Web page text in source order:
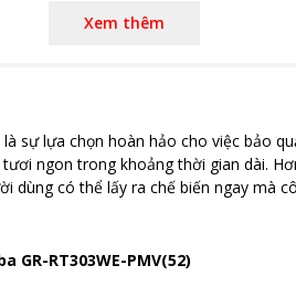
Hệ thống khử mùi diệt khuẩn
Xem thêm
là sự lựa chọn hoàn hảo cho việc bảo
ngon trong khoảng thời gian dài.
dùng có thể lấy ra chế biến ngay mà
RT303WE-PMV(52)